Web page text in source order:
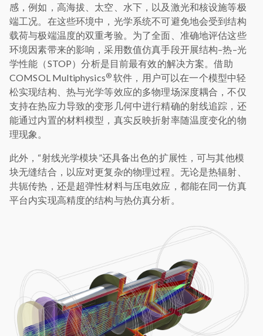
感，例如，高海拔、太空、水下，以及激光和核设施等极
端工况。在这些环境中，光学系统不可避免地会受到结构
载荷与极端温度的双重考验。为了全面、准确地评估这些
环境因素带来的影响，采用数值仿真手段开展结构–热–光
学性能（STOP）分析是目前最有效的解决方案。借助
COMSOL Multiphysics® 软件，用户可以在一个模型中轻
松实现结构、热与光学等效应的多物理场深度耦合，不仅
支持在热应力导致的变形几何中进行精确的射线追踪，还
能通过内置的材料模型，真实反映折射率随温度变化的物
理现象。
此外，“射线光学模块”还具备出色的扩展性，可与其他模
块无缝结合，以应对更复杂的物理过程。无论是热辐射、
共轭传热，还是超弹性材料与压电效应，都能在同一仿真
平台内实现高精度的结构与热仿真分析。